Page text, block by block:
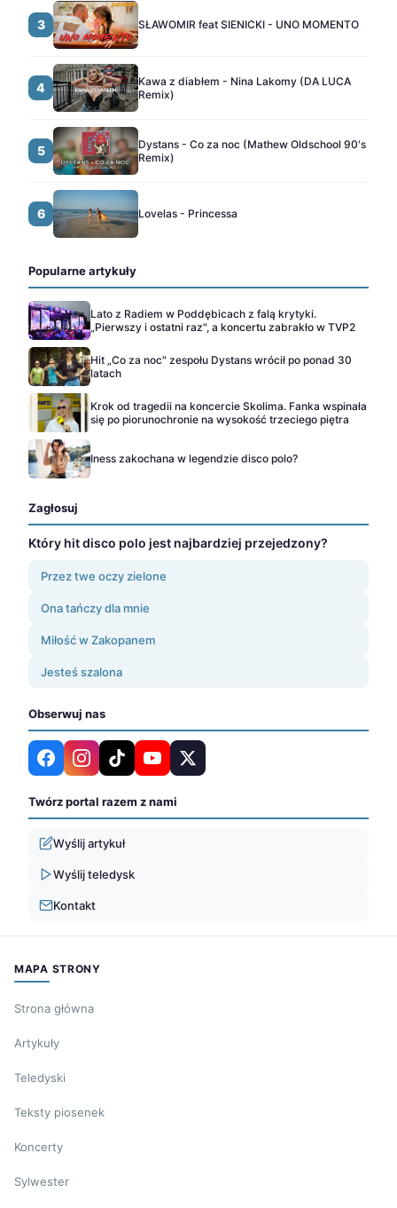
3 SŁAWOMIR feat SIENICKI - UNO MOMENTO
4
Kawa z diabłem - Nina Lakomy (DA LUCA
Remix)
5
Dystans - Co za noc (Mathew Oldschool 90's
Remix)
6 Lovelas - Princessa
Popularne artykuły
Lato z Radiem w Poddębicach z falą krytyki.
„Pierwszy i ostatni raz", a koncertu zabrakło w TVP2
Hit „Co za noc" zespołu Dystans wrócił po ponad 30
latach
Krok od tragedii na koncercie Skolima. Fanka wspinała
się po piorunochronie na wysokość trzeciego piętra
Iness zakochana w legendzie disco polo?
Zagłosuj
Który hit disco polo jest najbardziej przejedzony?
Przez twe oczy zielone
Ona tańczy dla mnie
Miłość w Zakopanem
Jesteś szalona
Obserwuj nas
Twórz portal razem z nami
Wyślij artykuł
Wyślij teledysk
Kontakt
MAPA STRONY
Strona główna
Artykuły
Teledyski
Teksty piosenek
Koncerty
Sylwester